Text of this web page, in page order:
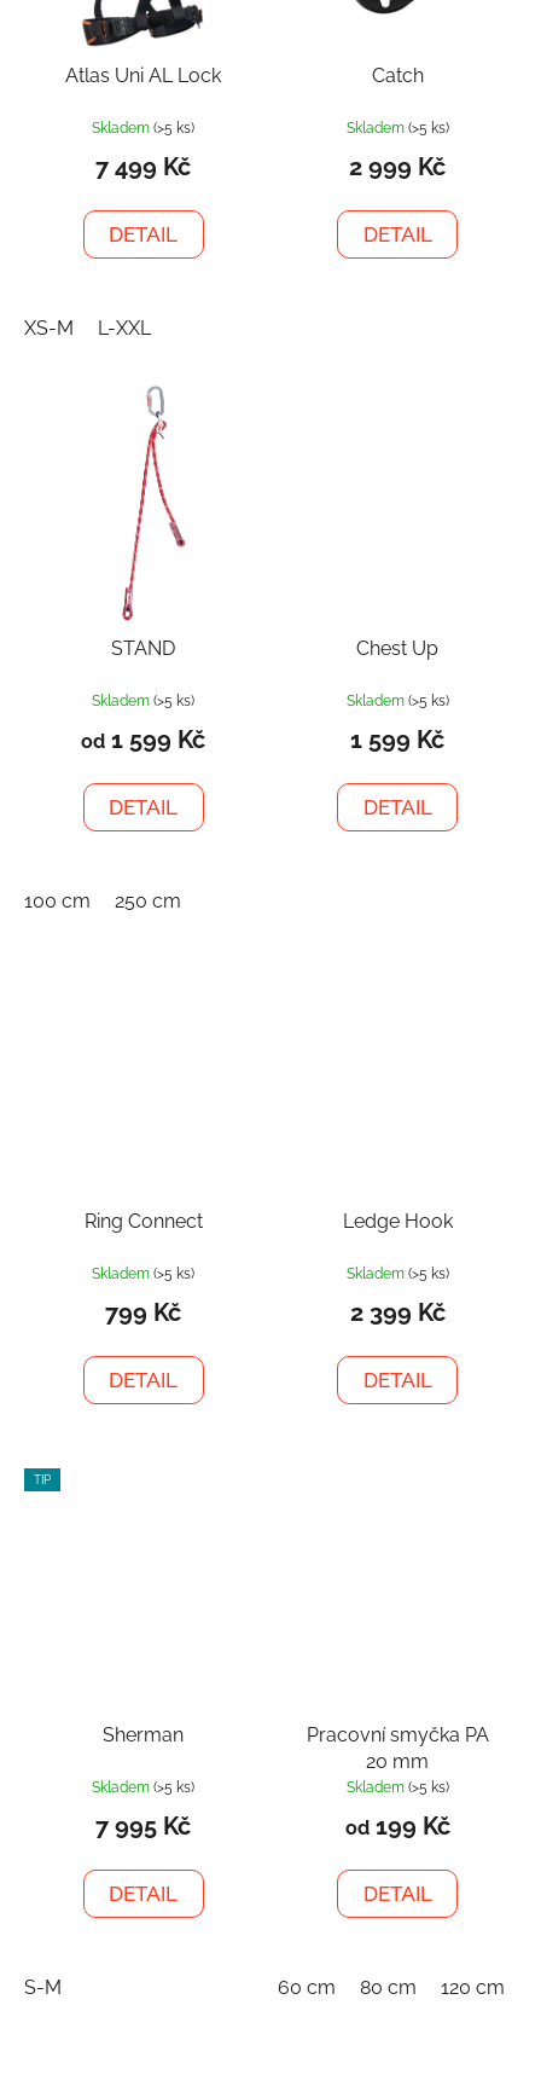
Atlas Uni AL Lock
Skladem(>5 ks)
7 499 Kč
DETAIL
XS-M L-XXL
Catch
Skladem (>5 ks)
2 999 Kč
DETAIL
STAND
Skladem(>5 ks)
od 1 599 Kč
DETAIL
100 cm 250 cm
Chest Up
Skladem (>5 ks)
1 599 Kč
DETAIL
Ring Connect
Skladem(>5 ks)
799 Kč
DETAIL
Ledge Hook
Skladem (>5 ks)
2 399 Kč
DETAIL
TIP
Sherman
Skladem(>5 ks)
7 995 Kč
DETAIL
S-M
Pracovní smyčka PA
20 mm
Skladem (>5 ks)
od199 Kč
DETAIL
60 cm 80 cm 120 cm